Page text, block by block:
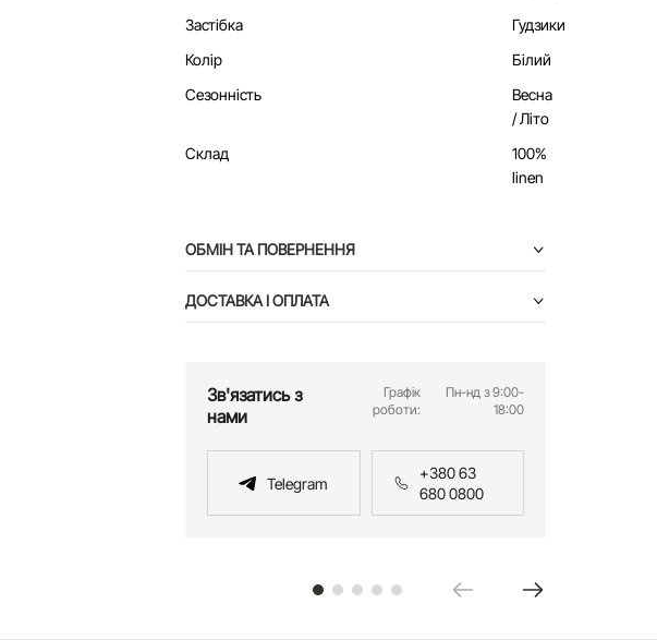
Застібка
Гудзики
Колір
Білий
Сезонність
Весна
/ Літо
Склад
100%
linen
ОБМІН ТА ПОВЕРНЕННЯ
ДОСТАВКА І ОПЛАТА
Зв'язатись з
нами
Графік
роботи:
Пн-нд з 9:00-
18:00
Telegram
+380 63
680 0800